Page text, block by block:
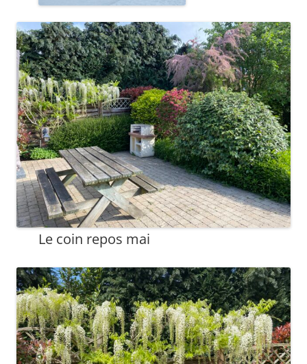
Le coin repos mai